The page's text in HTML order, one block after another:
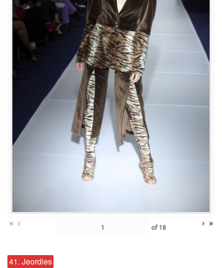
« ‹ of 18 › »
41. Jeordies